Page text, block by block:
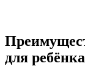
для ребёнка